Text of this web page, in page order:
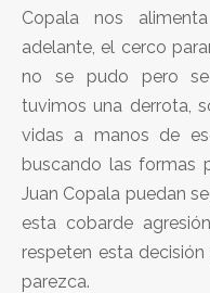
Copala nos
adelante, el cerco
no se pudo pero
tuvimos una derrota,
vidas a manos de
buscando las formas
Juan Copala puedan
esta cobarde
respeten esta
parezca.